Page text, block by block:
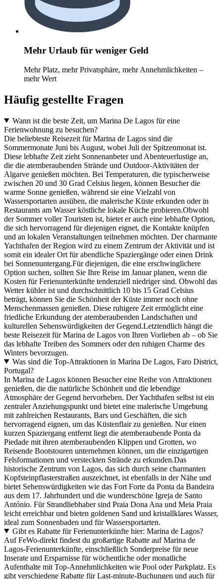
Mehr Urlaub für weniger Geld
Mehr Platz, mehr Privatsphäre, mehr Annehmlichkeiten –
mehr Wert
Häufig gestellte Fragen
Wann ist die beste Zeit, um Marina De Lagos für eine
Ferienwohnung zu besuchen?
Die beliebteste Reisezeit für Marina de Lagos sind die
Sommermonate Juni bis August, wobei Juli der Spitzenmonat ist.
Diese lebhafte Zeit zieht Sonnenanbeter und Abenteuerlustige an,
die die atemberaubenden Strände und Outdoor-Aktivitäten der
Algarve genießen möchten. Bei Temperaturen, die typischerweise
zwischen 20 und 30 Grad Celsius liegen, können Besucher die
warme Sonne genießen, während sie eine Vielzahl von
Wassersportarten ausüben, die malerische Küste erkunden oder in
Restaurants am Wasser köstliche lokale Küche probieren.Obwohl
der Sommer voller Touristen ist, bietet er auch eine lebhafte Option,
die sich hervorragend für diejenigen eignet, die Kontakte knüpfen
und an lokalen Veranstaltungen teilnehmen möchten. Der charmante
Yachthafen der Region wird zu einem Zentrum der Aktivität und ist
somit ein idealer Ort für abendliche Spaziergänge oder einen Drink
bei Sonnenuntergang.Für diejenigen, die eine erschwinglichere
Option suchen, sollten Sie Ihre Reise im Januar planen, wenn die
Kosten für Ferienunterkünfte tendenziell niedriger sind. Obwohl das
Wetter kühler ist und durchschnittlich 10 bis 15 Grad Celsius
beträgt, können Sie die Schönheit der Küste immer noch ohne
Menschenmassen genießen. Diese ruhigere Zeit ermöglicht eine
friedliche Erkundung der atemberaubenden Landschaften und
kulturellen Sehenswürdigkeiten der Gegend.Letztendlich hängt die
beste Reisezeit für Marina de Lagos von Ihren Vorlieben ab – ob Sie
das lebhafte Treiben des Sommers oder den ruhigen Charme des
Winters bevorzugen.
Was sind die Top-Attraktionen in Marina De Lagos, Faro District,
Portugal?
In Marina de Lagos können Besucher eine Reihe von Attraktionen
genießen, die die natürliche Schönheit und die lebendige
Atmosphäre der Gegend hervorheben. Der Yachthafen selbst ist ein
zentraler Anziehungspunkt und bietet eine malerische Umgebung
mit zahlreichen Restaurants, Bars und Geschäften, die sich
hervorragend eignen, um das Küstenflair zu genießen. Nur einen
kurzen Spaziergang entfernt liegt die atemberaubende Ponta da
Piedade mit ihren atemberaubenden Klippen und Grotten, wo
Reisende Bootstouren unternehmen können, um die einzigartigen
Felsformationen und versteckten Strände zu erkunden.Das
historische Zentrum von Lagos, das sich durch seine charmanten
Kopfsteinpflasterstraßen auszeichnet, ist ebenfalls in der Nähe und
bietet Sehenswürdigkeiten wie das Fort Forte da Ponta da Bandeira
aus dem 17. Jahrhundert und die wunderschöne Igreja de Santo
António. Für Strandliebhaber sind Praia Dona Ana und Meia Praia
leicht erreichbar und bieten goldenen Sand und kristallklares Wasser,
ideal zum Sonnenbaden und für Wassersportarten.
Gibt es Rabatte für Ferienunterkünfte hier: Marina de Lagos?
Auf FeWo-direkt findest du großartige Rabatte auf Marina de
Lagos-Ferienunterkünfte, einschließlich Sonderpreise für neue
Inserate und Ersparnisse für wöchentliche oder monatliche
Aufenthalte mit Top-Annehmlichkeiten wie Pool oder Parkplatz. Es
gibt verschiedene Rabatte für Last-minute-Buchungen und auch für